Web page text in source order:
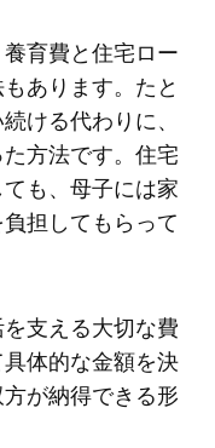
育費と住宅ロー
あります。たと
ける代わりに、
方法です。住宅
も、母子には家
担してもらって
支える大切な費
体的な金額を決
が納得できる形